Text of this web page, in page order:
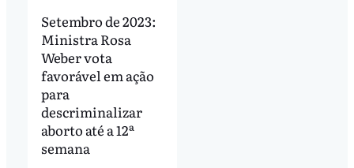
Setembro de 2023:
Ministra Rosa
Weber vota
favorável em ação
para
descriminalizar
aborto até a 12ª
semana